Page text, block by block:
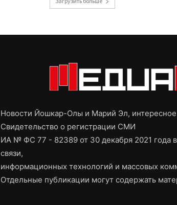
Новости Йошкар-Олы и Марий Эл,
Свидетельство о регистрации СМИ
ИА № ФС 77 - 82389 от 30 декабря 2021 года
связи,
информационных технологий и массовых
Отдельные публикации могут содержать